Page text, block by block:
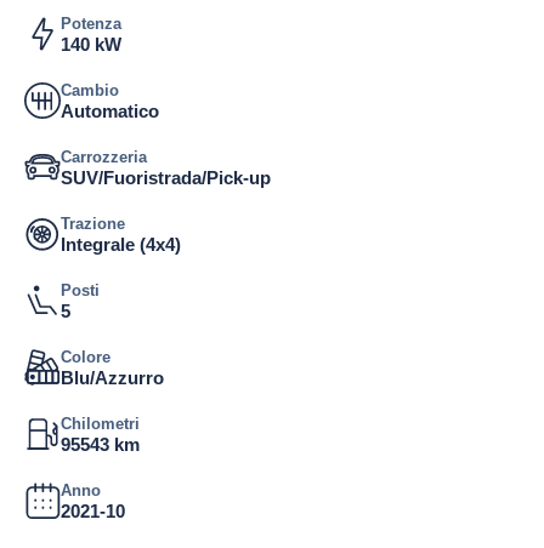
Potenza
140 kW
Cambio
Automatico
Carrozzeria
SUV/Fuoristrada/Pick-up
Trazione
Integrale (4x4)
Posti
5
Colore
Blu/Azzurro
Chilometri
95543 km
Anno
2021-10